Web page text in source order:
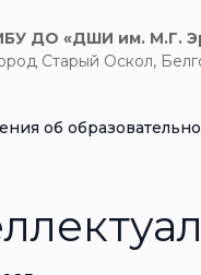
ДО «ДШИ им. М.Г.
Старый Оскол,
об